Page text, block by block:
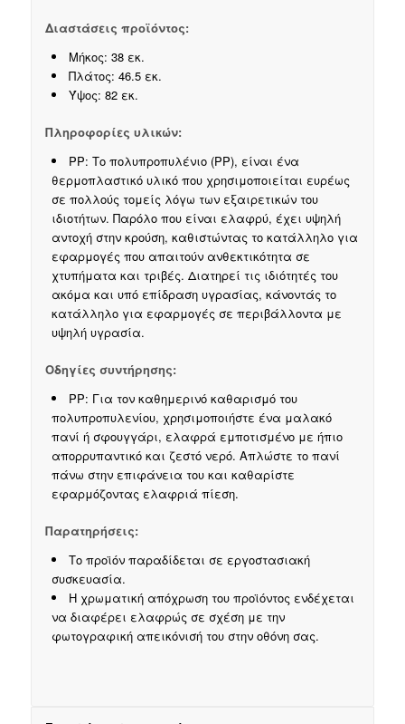
Διαστάσεις προϊόντος:
Μήκος: 38 εκ.
Πλάτος: 46.5 εκ.
Ύψος: 82 εκ.
Πληροφορίες υλικών:
PP: Το πολυπροπυλένιο (PP), είναι ένα
θερμοπλαστικό υλικό που χρησιμοποιείται ευρέως
σε πολλούς τομείς λόγω των εξαιρετικών του
ιδιοτήτων. Παρόλο που είναι ελαφρύ, έχει υψηλή
αντοχή στην κρούση, καθιστώντας το κατάλληλο για
εφαρμογές που απαιτούν ανθεκτικότητα σε
χτυπήματα και τριβές. Διατηρεί τις ιδιότητές του
ακόμα και υπό επίδραση υγρασίας, κάνοντάς το
κατάλληλο για εφαρμογές σε περιβάλλοντα με
υψηλή υγρασία.
Οδηγίες συντήρησης:
PP: Για τον καθημερινό καθαρισμό του
πολυπροπυλενίου, χρησιμοποιήστε ένα μαλακό
πανί ή σφουγγάρι, ελαφρά εμποτισμένο με ήπιο
απορρυπαντικό και ζεστό νερό. Απλώστε το πανί
πάνω στην επιφάνεια του και καθαρίστε
εφαρμόζοντας ελαφριά πίεση.
Παρατηρήσεις:
Το προϊόν παραδίδεται σε εργοστασιακή
συσκευασία.
Η χρωματική απόχρωση του προϊόντος ενδέχεται
να διαφέρει ελαφρώς σε σχέση με την
φωτογραφική απεικόνισή του στην οθόνη σας.